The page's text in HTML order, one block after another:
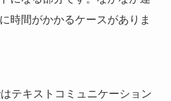
時間がかかるケースがありま
テキストコミュニケーション